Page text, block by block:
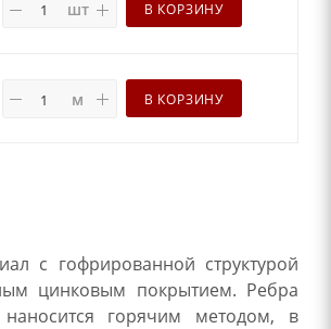
шт В КОРЗИНУ
м В КОРЗИНУ
с гофрированной структурой
цинковым покрытием. Ребра
горячим методом, в